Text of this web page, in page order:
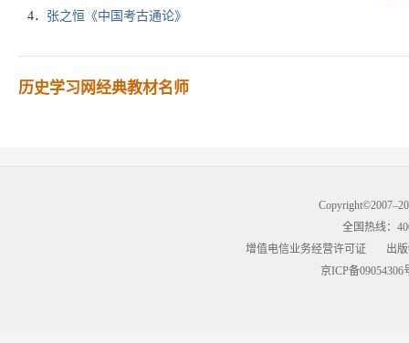
4． 张之恒《中国考古通论》
历史学习网经典教材名师
全国热线：
增值电信业务经营许可证
出
京ICP备09054306